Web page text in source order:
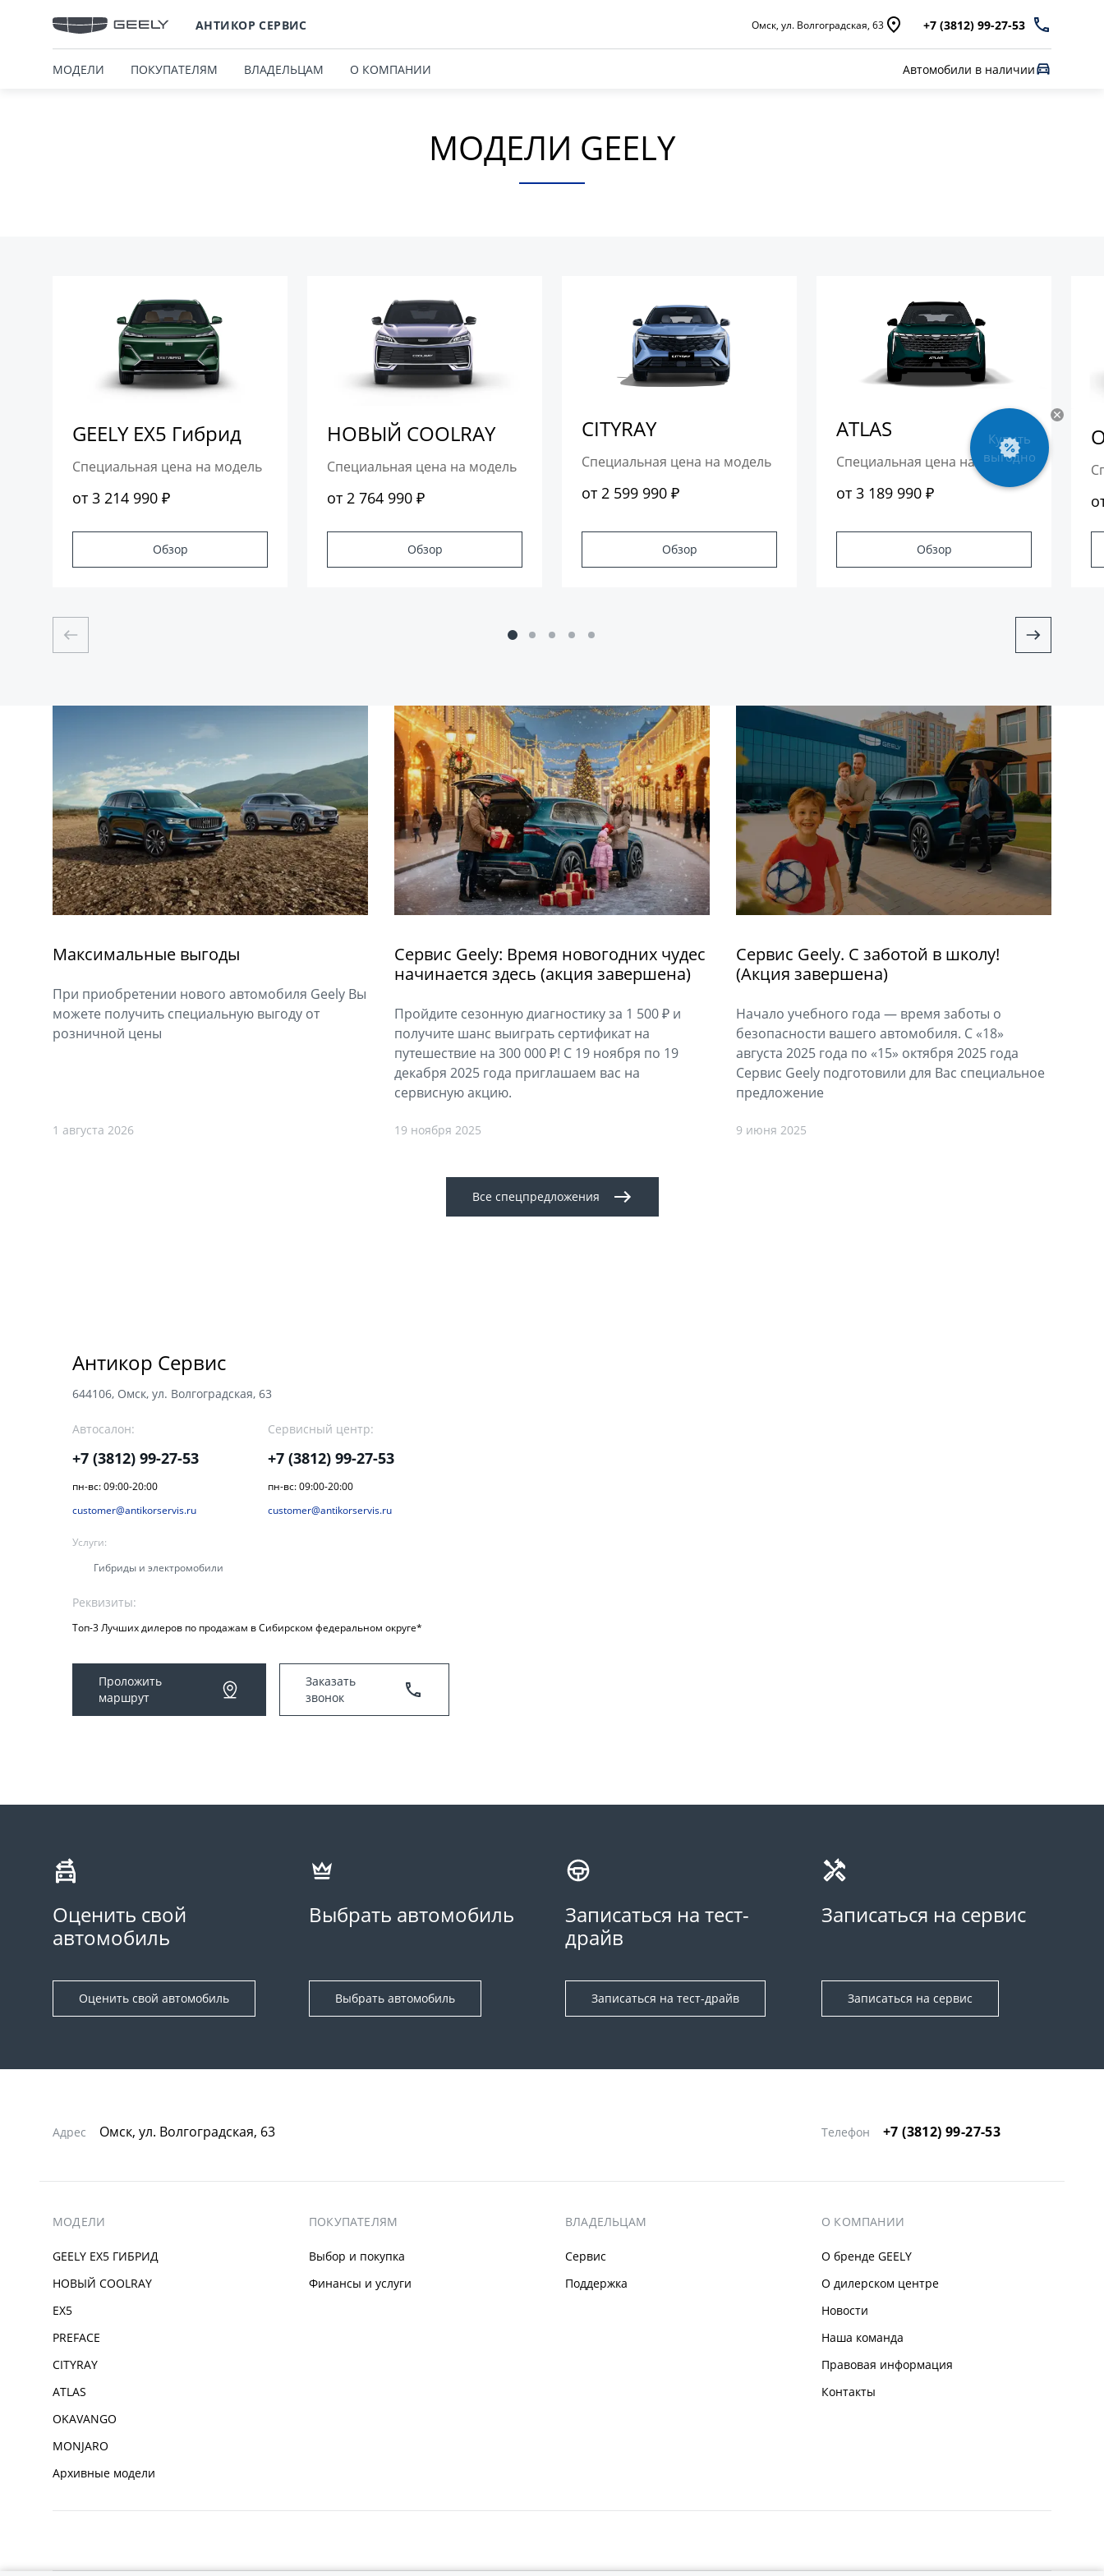
АНТИКОР СЕРВИС Омск, ул. Волгоградская, 63 +7 (3812) 99-27-53
МОДЕЛИ ПОКУПАТЕЛЯМ ВЛАДЕЛЬЦАМ О КОМПАНИИ Автомобили в наличии
МОДЕЛИ GEELY
GEELY EX5 Гибрид
Специальная цена на модель
от 3 214 990 ₽
Обзор
НОВЫЙ COOLRAY
Специальная цена на модель
от 2 764 990 ₽
Обзор
CITYRAY
Специальная цена на модель
от 2 599 990 ₽
Обзор
ATLAS
Специальная цена на модель
от 3 189 990 ₽
Обзор
Максимальные выгоды
При приобретении нового автомобиля Geely Вы
можете получить специальную выгоду от
розничной цены
1 августа 2026
Сервис Geely: Время новогодних чудес
начинается здесь (акция завершена)
Пройдите сезонную диагностику за 1 500 ₽ и
получите шанс выиграть сертификат на
путешествие на 300 000 ₽! С 19 ноября по 19
декабря 2025 года приглашаем вас на
сервисную акцию.
19 ноября 2025
Сервис Geely. С заботой в школу!
(Акция завершена)
Начало учебного года — время заботы о
безопасности вашего автомобиля. С «18»
августа 2025 года по «15» октября 2025 года
Сервис Geely подготовили для Вас специальное
предложение
9 июня 2025
Все спецпредложения
Антикор Сервис
644106, Омск, ул. Волгоградская, 63
Автосалон:
+7 (3812) 99-27-53
пн-вс: 09:00-20:00
customer@antikorservis.ru
Сервисный центр:
+7 (3812) 99-27-53
пн-вс: 09:00-20:00
customer@antikorservis.ru
Услуги:
Гибриды и электромобили
Реквизиты:
Топ-3 Лучших дилеров по продажам в Сибирском федеральном округе*
Проложить
маршрут
Заказать
звонок
Оценить свой
автомобиль
Оценить свой автомобиль
Выбрать автомобиль
Выбрать автомобиль
Записаться на тест-
драйв
Записаться на тест-драйв
Записаться на сервис
Записаться на сервис
Адрес Омск, ул. Волгоградская, 63 Телефон +7 (3812) 99-27-53
МОДЕЛИ
GEELY EX5 ГИБРИД
НОВЫЙ COOLRAY
EX5
PREFACE
CITYRAY
ATLAS
OKAVANGO
MONJARO
Архивные модели
ПОКУПАТЕЛЯМ
Выбор и покупка
Финансы и услуги
ВЛАДЕЛЬЦАМ
Сервис
Поддержка
О КОМПАНИИ
О бренде GEELY
О дилерском центре
Новости
Наша команда
Правовая информация
Контакты